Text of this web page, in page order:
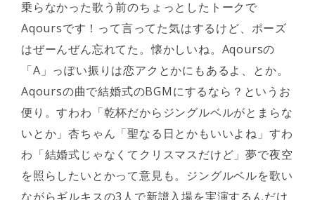
乗らなかった歌う前のちょっとしたトークで
Aqoursです！って言ってた気はするけど、ポーズ
はぜーんぜん忘れてた。懐かしいね。Aqoursの
「A」っぽい振りは恋アクとかにもあるよ、とか。
Aqoursの曲で結婚式のBGMにするなら？というお
便り。すわわ「乾杯だからジングルベルがとまらな
いとか」杏ちゃん「聖なる日とかもいいよね」すわ
わ「結婚式じゃなくてクリスマスだけど」夢で夜空
を照らしたいとかって意見も。ジングルベルを歌い
ながらギルキスの3人で新譜入場を実演するんだけ